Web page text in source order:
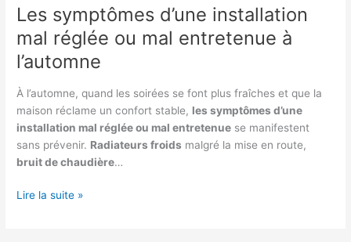
Les symptômes d’une installation
mal réglée ou mal entretenue à
l’automne
À l’automne, quand les soirées se font plus fraîches et que la
maison réclame un confort stable, les symptômes d’une
installation mal réglée ou mal entretenue se manifestent
sans prévenir. Radiateurs froids malgré la mise en route,
bruit de chaudière…
Les
Lire la suite »